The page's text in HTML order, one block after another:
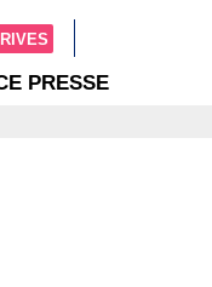
PRESSE